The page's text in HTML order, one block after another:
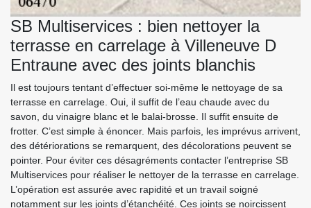
SB Multiservices : bien nettoyer la
terrasse en carrelage à Villeneuve D
Entraune avec des joints blanchis
Il est toujours tentant d’effectuer soi-même le nettoyage de sa
terrasse en carrelage. Oui, il suffit de l’eau chaude avec du
savon, du vinaigre blanc et le balai-brosse. Il suffit ensuite de
frotter. C’est simple à énoncer. Mais parfois, les imprévus arrivent,
des détériorations se remarquent, des décolorations peuvent se
pointer. Pour éviter ces désagréments contacter l’entreprise SB
Multiservices pour réaliser le nettoyer de la terrasse en carrelage.
L’opération est assurée avec rapidité et un travail soigné
notamment sur les joints d’étanchéité. Ces joints se noircissent